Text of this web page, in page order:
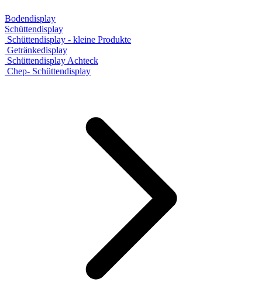
Bodendisplay
Schüttendisplay
Schüttendisplay - kleine Produkte
Getränkedisplay
Schüttendisplay Achteck
Chep- Schüttendisplay